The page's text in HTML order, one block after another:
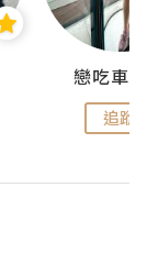
戀吃車
追蹤